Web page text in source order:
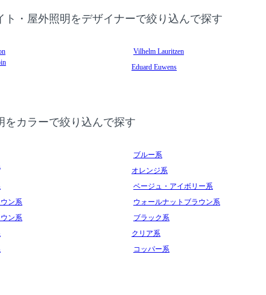
ト・屋外照明をデザイナーで絞り込んで探す
Vilhelm Lauritzen
Eduard Euwens
をカラーで絞り込んで探す
ブルー系
オレンジ系
ベージュ・アイボリー系
ン系
ウォールナットブラウン系
ン系
ブラック系
クリア系
コッパー系